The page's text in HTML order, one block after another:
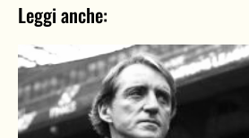
Leggi anche: